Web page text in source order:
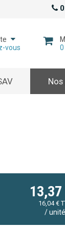
vous 0
13,37
16,04 €
/ unité